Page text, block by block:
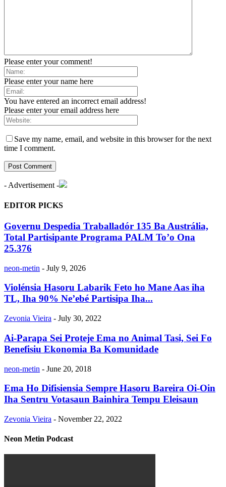
Please enter your comment!
Please enter your name here
You have entered an incorrect email address!
Please enter your email address here
Save my name, email, and website in this browser for the next
time I comment.
- Advertisement -
EDITOR PICKS
Governu Despedia Traballadór 135 Ba Austrália,
Total Partisipante Programa PALM To’o Ona
25.376
neon-metin - July 9, 2026
Violénsia Hasoru Labarik Feto ho Mane Aas iha
TL, Iha 90% Ne’ebé Partisipa Iha...
Zevonia Vieira - July 30, 2022
Ai-Parapa Sei Proteje Ema no Animal Tasi, Sei Fo
Benefisiu Ekonomia Ba Komunidade
neon-metin - June 20, 2018
Ema Ho Difisiensia Sempre Hasoru Bareira Oi-Oin
Iha Sentru Votasaun Bainhira Tempu Eleisaun
Zevonia Vieira - November 22, 2022
Neon Metin Podcast